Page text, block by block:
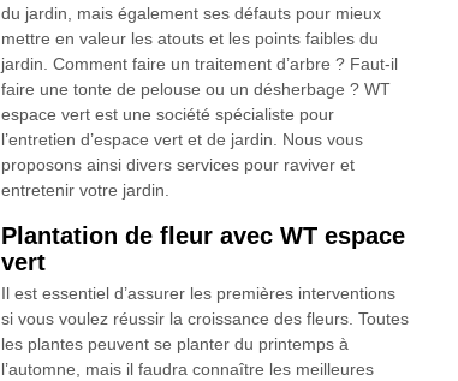
du jardin, mais également ses défauts pour mieux
mettre en valeur les atouts et les points faibles du
jardin. Comment faire un traitement d’arbre ? Faut-il
faire une tonte de pelouse ou un désherbage ? WT
espace vert est une société spécialiste pour
l’entretien d’espace vert et de jardin. Nous vous
proposons ainsi divers services pour raviver et
entretenir votre jardin.
Plantation de fleur avec WT espace
vert
Il est essentiel d’assurer les premières interventions
si vous voulez réussir la croissance des fleurs. Toutes
les plantes peuvent se planter du printemps à
l’automne, mais il faudra connaître les meilleures